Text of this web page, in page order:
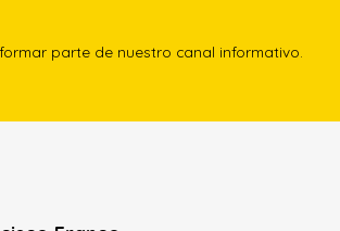
parte de nuestro canal informativo.